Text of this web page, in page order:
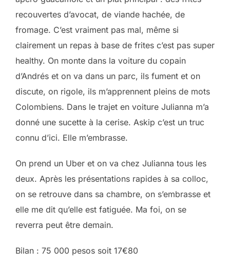
recouvertes d’avocat, de viande hachée, de
fromage. C’est vraiment pas mal, même si
clairement un repas à base de frites c’est pas super
healthy. On monte dans la voiture du copain
d’Andrés et on va dans un parc, ils fument et on
discute, on rigole, ils m’apprennent pleins de mots
Colombiens. Dans le trajet en voiture Julianna m’a
donné une sucette à la cerise. Askip c’est un truc
connu d’ici. Elle m’embrasse.
On prend un Uber et on va chez Julianna tous les
deux. Après les présentations rapides à sa colloc,
on se retrouve dans sa chambre, on s’embrasse et
elle me dit qu’elle est fatiguée. Ma foi, on se
reverra peut être demain.
Bilan : 75 000 pesos soit 17€80